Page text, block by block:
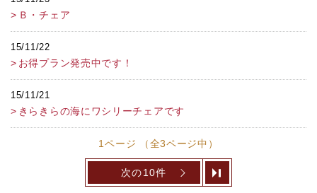
Ｂ・チェア
15/11/22
お得プラン発売中です！
15/11/21
きらきらの海にワシリーチェアです
1ページ （全3ページ中）
次の10件